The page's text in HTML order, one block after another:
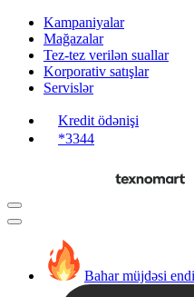
Kampaniyalar
Mağazalar
Tez-tez verilən suallar
Korporativ satışlar
Servislər
Kredit ödənişi
*3344
Bahar müjdəsi